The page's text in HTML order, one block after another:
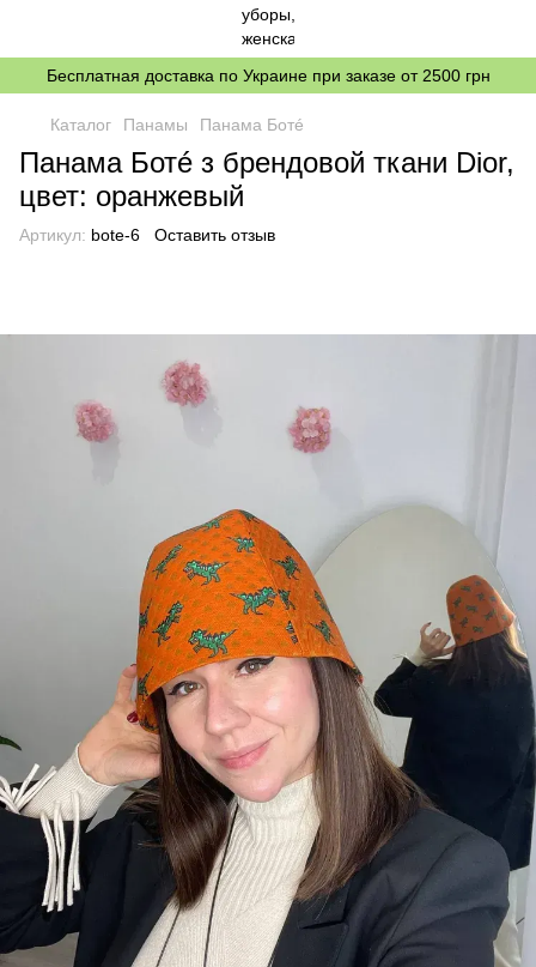
Бесплатная доставка по Украине при заказе от 2500 грн
Каталог Панамы Панама Ботé
Панама Ботé з брендовой ткани Dior,
цвет: оранжевый
Артикул: bote-6 Оставить отзыв